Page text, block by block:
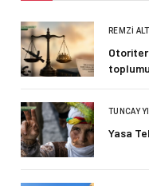
REMZI
Otoriter
TUNCAY
Yasa